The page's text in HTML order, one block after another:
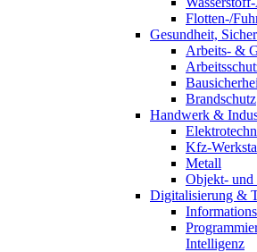
Flotten-/
Gesundheit,
Arbeits- &
Brandschutz
Handwerk &
Kfz-
Metall
Objekt- und
Digitalisierung &
Intelligenz